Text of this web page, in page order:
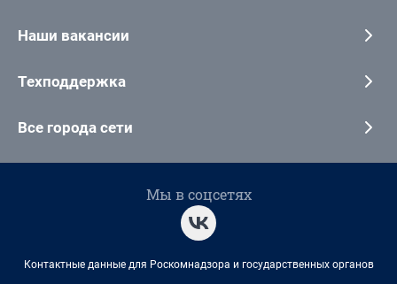
Наши вакансии
Техподдержка
Все города сети
Мы в соцсетях
Контактные данные для Роскомнадзора и государственных органов